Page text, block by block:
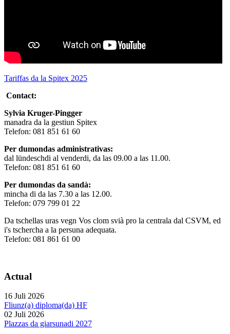
Tariffas da la Spitex 2025
Contact:
Sylvia Kruger-Pingger
manadra da la gestiun Spitex
Telefon: 081 851 61 60
Per dumondas administrativas:
dal lündeschdi al venderdi, da las 09.00 a las 11.00.
Telefon: 081 851 61 60
Per dumondas da sandà:
mincha di da las 7.30 a las 12.00.
Telefon: 079 799 01 22
Da tschellas uras vegn Vos clom svià pro la centrala dal CSVM, ed
i's tschercha a la persuna adequata.
Telefon: 081 861 61 00
Actual
16 Juli 2026
Fliunz(a) diploma(da) HF
02 Juli 2026
Plazzas da giarsunadi 2027